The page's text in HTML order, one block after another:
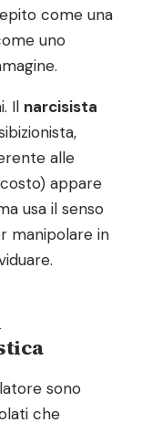
come una
uno
Il narcisista
alle
appare
usa il senso
manipolare in
sono
che